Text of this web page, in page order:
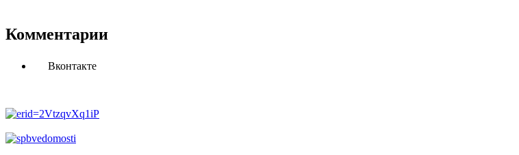
Комментарии
Вконтакте